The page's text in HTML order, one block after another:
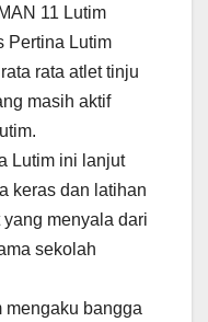
11 Lutim
Pertina Lutim
rata atlet tinju
masih aktif
Lutim ini lanjut
keras dan latihan
menyala dari
sekolah
mengaku bangga